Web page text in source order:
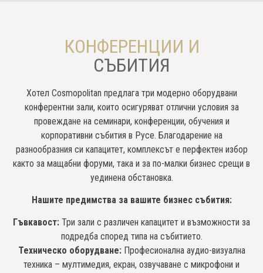
КОНФЕРЕНЦИИ И
СЪБИТИЯ
Хотел Cosmopolitan предлага три модерно оборудвани
конферентни зали, които осигуряват отлични условия за
провеждане на семинари, конференции, обучения и
корпоративни събития в Русе. Благодарение на
разнообразния си капацитет, комплексът е перфектен избор
както за мащабни форуми, така и за по-малки бизнес срещи в
уединена обстановка.
Нашите предимства за вашите бизнес събития:
Гъвкавост: Три зали с различен капацитет и възможности за
подредба според типа на събитието.
Техническо оборудване:Професионална аудио-визуална
техника – мултимедия, екран, озвучаване с микрофони и